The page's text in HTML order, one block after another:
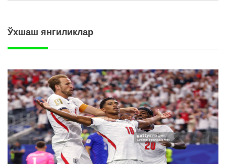
Ўхшаш янгиликлар